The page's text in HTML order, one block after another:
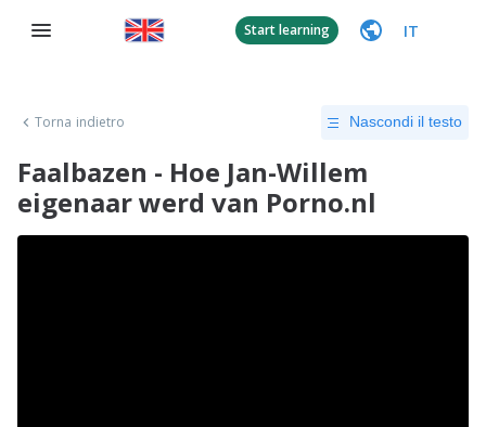
Start learning IT
Torna indietro Nascondi il testo
Faalbazen - Hoe Jan-Willem
eigenaar werd van Porno.nl